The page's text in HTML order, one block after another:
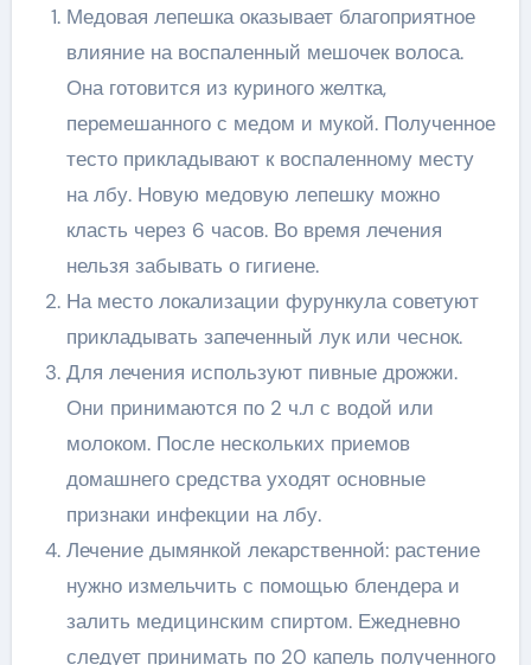
Медовая лепешка оказывает благоприятное
влияние на воспаленный мешочек волоса.
Она готовится из куриного желтка,
перемешанного с медом и мукой. Полученное
тесто прикладывают к воспаленному месту
на лбу. Новую медовую лепешку можно
класть через 6 часов. Во время лечения
нельзя забывать о гигиене.
На место локализации фурункула советуют
прикладывать запеченный лук или чеснок.
Для лечения используют пивные дрожжи.
Они принимаются по 2 ч.л с водой или
молоком. После нескольких приемов
домашнего средства уходят основные
признаки инфекции на лбу.
Лечение дымянкой лекарственной: растение
нужно измельчить с помощью блендера и
залить медицинским спиртом. Ежедневно
следует принимать по 20 капель полученного